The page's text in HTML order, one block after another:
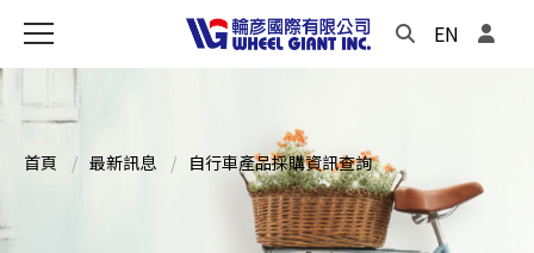
EN
首頁 最新訊息 自行車產品採購資訊查詢